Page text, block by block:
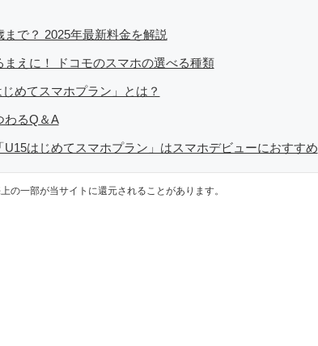
で？ 2025年最新料金を解説
えに！ ドコモのスマホの選べる種類
めてスマホプラン」とは？
わるQ＆A
はじめてスマホプラン」はスマホデビューにおすすめ
一部が当サイトに還元されることがあります。